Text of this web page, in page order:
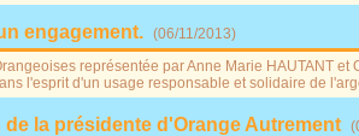
engagement. (06/11/2013)
représentée par Anne Marie HAUTANT et
l'esprit d'un usage responsable et solidaire de
la présidente d'Orange Autrement (